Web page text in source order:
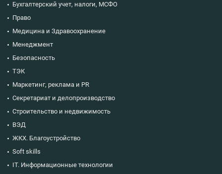
Бухгалтерский учет, налоги, МСФО
Право
Медицина и Здравоохранение
Менеджмент
Безопасность
ТЭК
Маркетинг, реклама и PR
Секретариат и делопроизводство
Строительство и недвижимость
ВЭД
ЖКХ. Благоустройство
Soft skills
IT. Информационные технологии